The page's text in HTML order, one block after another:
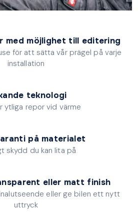
med möjlighet till editering
för att sätta vår prägel på varje
installation
teknologi
ytliga repor vid värme
på materialet
skydd du kan lita på
eller matt finish
eller ge bilen ett nytt
uttryck